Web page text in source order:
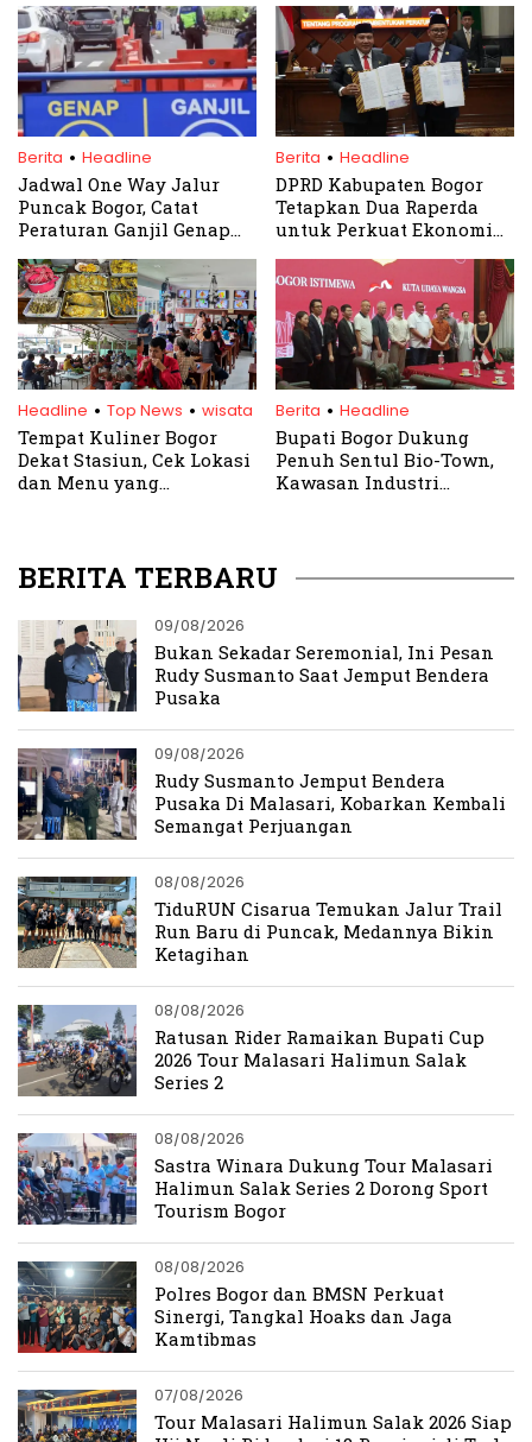
Berita . Headline
Jadwal One Way Jalur
Puncak Bogor, Catat
Peraturan Ganjil Genap
Berita . Headline
DPRD Kabupaten Bogor
Tetapkan Dua Raperda
untuk Perkuat Ekonomi
Headline . Top News . wisata
Tempat Kuliner Bogor
Dekat Stasiun, Cek Lokasi
dan Menu yang
Berita . Headline
Bupati Bogor Dukung
Penuh Sentul Bio-Town,
Kawasan Industri
BERITA TERBARU
09/08/2026
Bukan Sekadar Seremonial, Ini Pesan
Rudy Susmanto Saat Jemput Bendera
Pusaka
09/08/2026
Rudy Susmanto Jemput Bendera
Pusaka Di Malasari, Kobarkan Kembali
Semangat Perjuangan
08/08/2026
TiduRUN Cisarua Temukan Jalur Trail
Run Baru di Puncak, Medannya Bikin
Ketagihan
08/08/2026
Ratusan Rider Ramaikan Bupati Cup
2026 Tour Malasari Halimun Salak
Series 2
08/08/2026
Sastra Winara Dukung Tour Malasari
Halimun Salak Series 2 Dorong Sport
Tourism Bogor
08/08/2026
Polres Bogor dan BMSN Perkuat
Sinergi, Tangkal Hoaks dan Jaga
Kamtibmas
07/08/2026
Tour Malasari Halimun Salak 2026 Siap